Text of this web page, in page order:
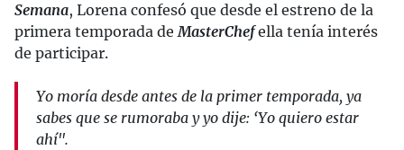
Semana, Lorena confesó que desde el estreno de la
primera temporada deMasterChefella tenía interés
de participar.
Yo moría desde antes de la primer temporada, ya
sabes que se rumoraba y yo dije: ‘Yo quiero estar
ahí".